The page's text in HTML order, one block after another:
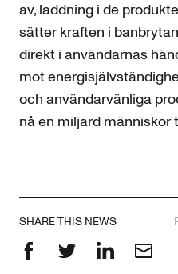
av, laddning i de
sätter kraften i
direkt i användarnas
mot
och användarvänliga
nå en miljard människor
SHARE THIS NEWS